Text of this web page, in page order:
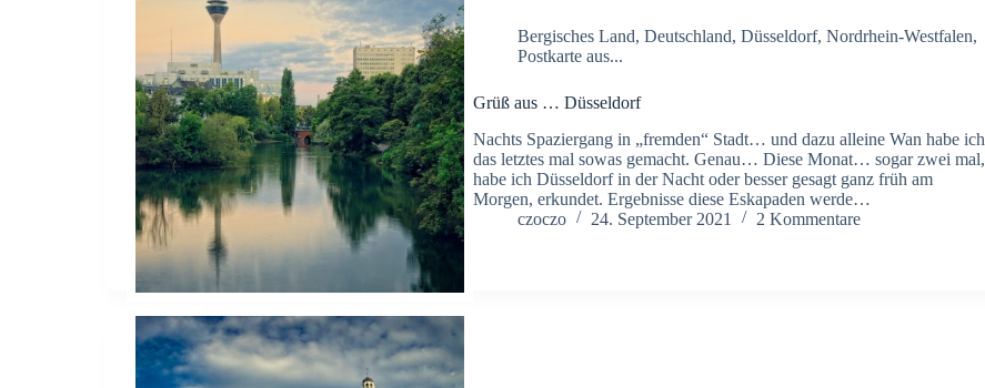
Bergisches Land,Deutschland,Düsseldorf,Nordrhein-Westfalen,
Postkarte aus...
Grüß aus … Düsseldorf
Nachts Spaziergang in „fremden“ Stadt… und dazu alleine Wan habe ich
das letztes mal sowas gemacht. Genau… Diese Monat… sogar zwei mal,
habe ich Düsseldorf in der Nacht oder besser gesagt ganz früh am
Morgen, erkundet. Ergebnisse diese Eskapaden werde…
czoczo
24. September 2021 2 Kommentare